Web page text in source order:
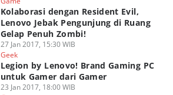
Kolaborasi dengan Resident Evil,
Lenovo Jebak Pengunjung di Ruang
Gelap Penuh Zombi!
27 Jan 2017, 15:30 WIB
Geek
Legion by Lenovo! Brand Gaming PC
untuk Gamer dari Gamer
23 Jan 2017, 18:00 WIB